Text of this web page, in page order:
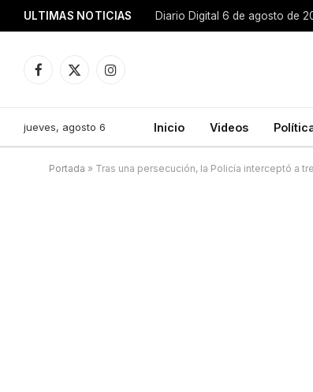
ULTIMAS NOTICIAS Diario Digital 6 de agosto de
Facebook
X
Instagram
jueves, agosto 6 Inicio Videos
Portada » Tras una persecución, la Policía interceptó a